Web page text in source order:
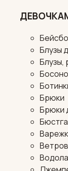
Блузы
Блузы,
Брюки
Брюки